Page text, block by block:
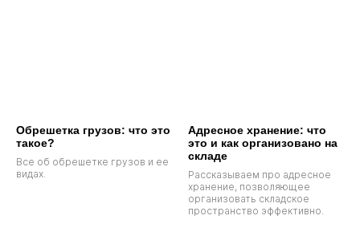
Обрешетка грузов: что это
такое?
Все об обрешетке грузов и ее
видах.
Адресное хранение: что
это и как организовано на
складе
Рассказываем про адресное
хранение, позволяющее
организовать складское
пространство эффективно.